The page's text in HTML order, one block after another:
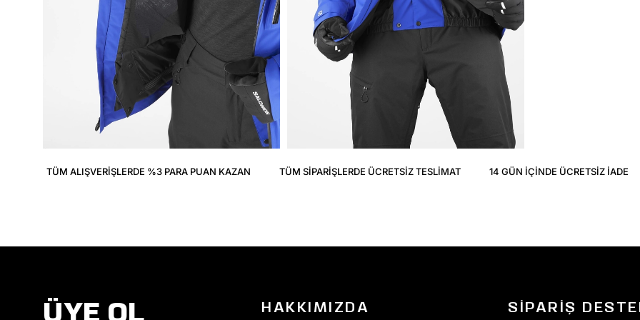
TÜM ALIŞVERIŞLERDE %3 PARA PUAN KAZAN TÜM SIPARIŞLERDE ÜCRETSIZ TESLIMAT 14 GÜN IÇINDE ÜCRETSIZ IADE
ÜYE OL HAKKIMIZDA SIPARIŞ